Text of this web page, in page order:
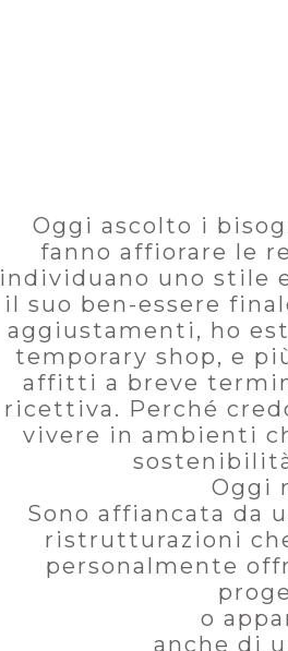
Oggi ascolto i
fanno affiorare le
individuano uno stile
il suo ben-essere
aggiustamenti, ho
temporary shop, e
affitti a breve
ricettiva. Perché
vivere in ambienti
Oggi
Sono affiancata da
ristrutturazioni
personalmente
o
anche di